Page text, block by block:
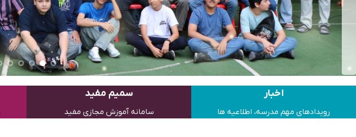
اخبار
رویدادهای مهم مدرسه، اطلاعیه ها
سمیم مفید
سامانه آموزش مجازی مفید